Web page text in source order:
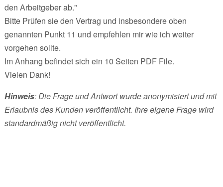
den Arbeitgeber ab."
Bitte Prüfen sie den Vertrag und insbesondere oben
genannten Punkt 11 und empfehlen mir wie ich weiter
vorgehen sollte.
Im Anhang befindet sich ein 10 Seiten PDF File.
Vielen Dank!
Hinweis: Die Frage und Antwort wurde anonymisiert und mit
Erlaubnis des Kunden veröffentlicht. Ihre eigene Frage wird
standardmäßig nicht veröffentlicht.